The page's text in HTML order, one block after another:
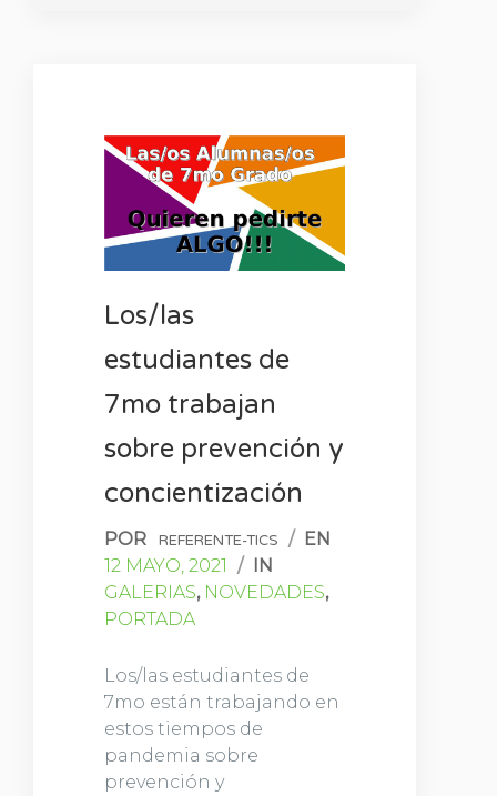
Los/las
estudiantes de
7mo trabajan
sobre prevención y
concientización
POR REFERENTE-TICS / EN
12 MAYO, 2021 / IN
GALERIAS, NOVEDADES,
PORTADA
Los/las estudiantes de
7mo están trabajando en
estos tiempos de
pandemia sobre
prevención y